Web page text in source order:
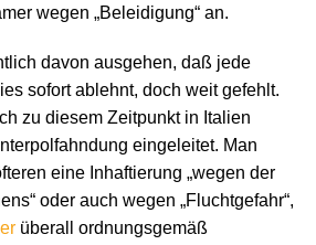
wegen „Beleidigung“ an.
davon ausgehen, daß jede
sofort ablehnt, doch weit gefehlt.
zu diesem Zeitpunkt in Italien
eingeleitet. Man
eine Inhaftierung „wegen der
oder auch wegen „Fluchtgefahr“,
überall ordnungsgemäß